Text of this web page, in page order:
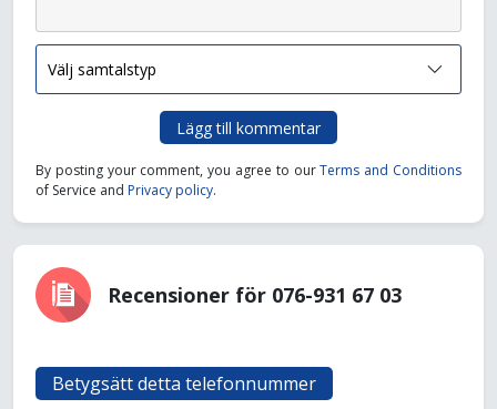
Lägg till kommentar
By posting your comment, you agree to ourTerms and Conditions
of Service and Privacy policy.
Recensioner för 076-931 67 03
Betygsätt detta telefonnummer